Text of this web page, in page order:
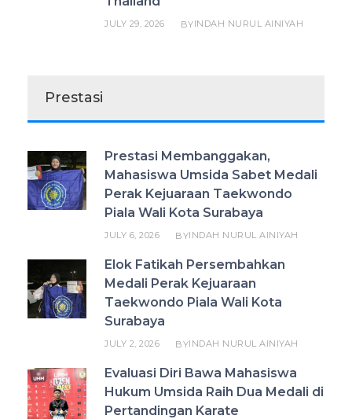
JULY 29, 2026 BYINDAH NURUL AINIYAH
Prestasi
Prestasi Membanggakan,
Mahasiswa Umsida Sabet Medali
Perak Kejuaraan Taekwondo
Piala Wali Kota Surabaya
JULY 6, 2026 BYINDAH NURUL AINIYAH
Elok Fatikah Persembahkan
Medali Perak Kejuaraan
Taekwondo Piala Wali Kota
Surabaya
JULY 2, 2026 BYINDAH NURUL AINIYAH
Evaluasi Diri Bawa Mahasiswa
Hukum Umsida Raih Dua Medali di
Pertandingan Karate